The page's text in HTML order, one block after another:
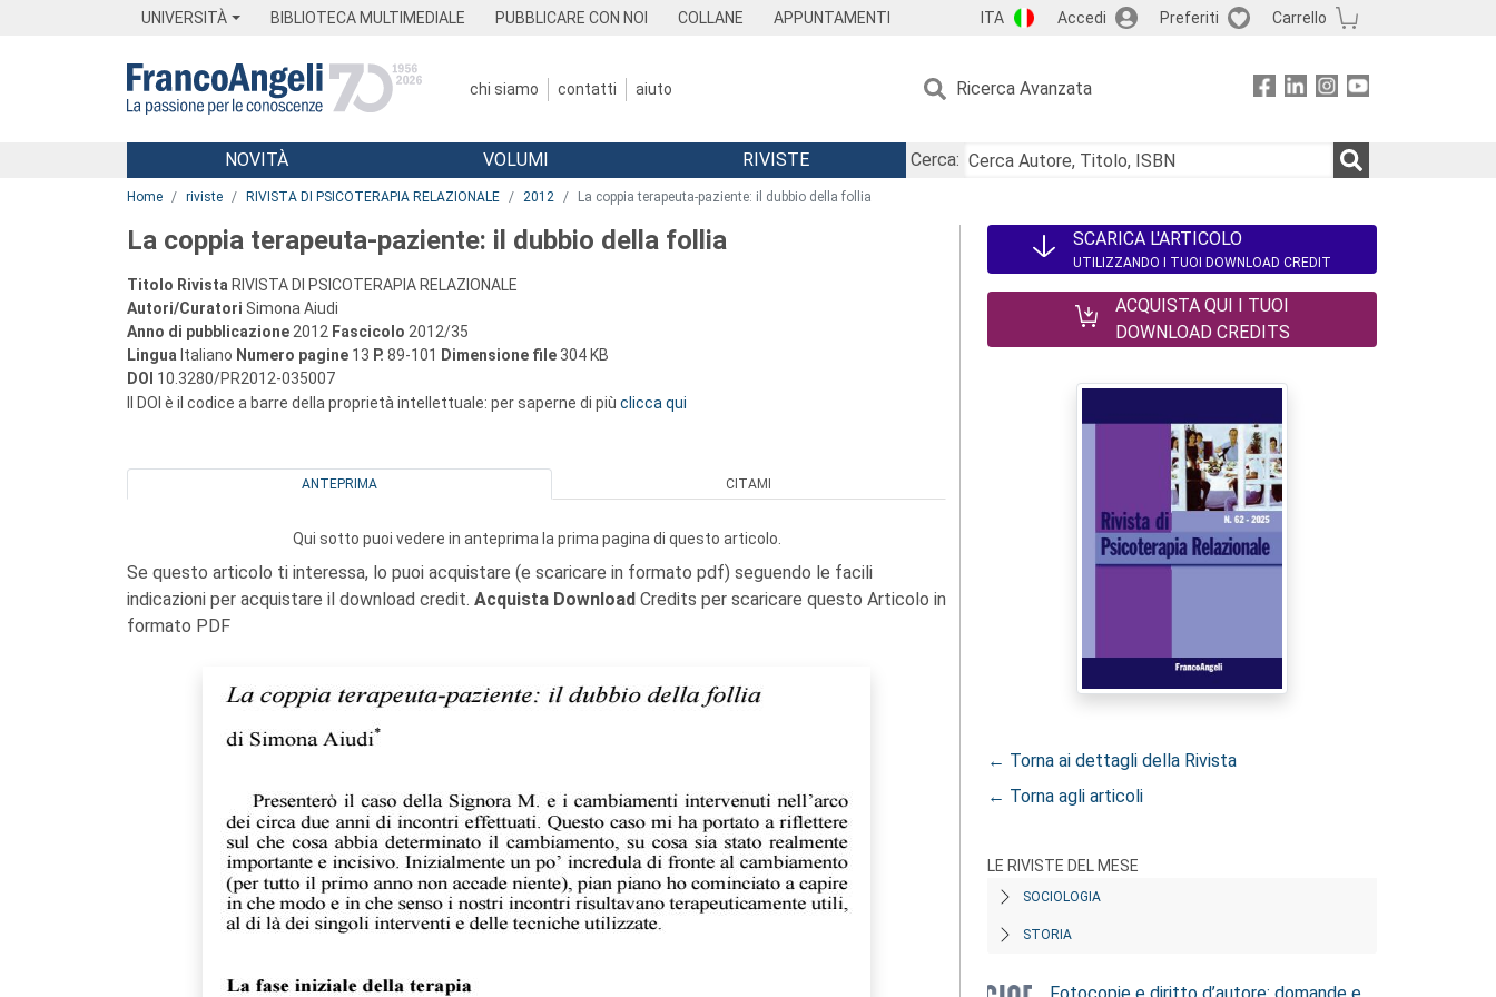
UNIVERSITÀ BIBLIOTECA MULTIMEDIALE PUBBLICARE CON NOI COLLANE APPUNTAMENTI ITA Accedi Preferiti Carrello
chi siamo contatti aiuto Ricerca Avanzata
Menu
NOVITÀ VOLUMI RIVISTE
Cerca:
Home riviste RIVISTA DI PSICOTERAPIA RELAZIONALE 2012 La coppia terapeuta-paziente: il dubbio della follia
La coppia terapeuta-paziente: il dubbio della follia
Titolo Rivista RIVISTA DI PSICOTERAPIA RELAZIONALE
Autori/Curatori Simona Aiudi
Anno di pubblicazione 2012 Fascicolo 2012/35
Lingua Italiano Numero pagine 13 P. 89-101 Dimensione file 304 KB
DOI 10.3280/PR2012-035007
Il DOI è il codice a barre della proprietà intellettuale: per saperne di più clicca qui
ANTEPRIMA CITAMI
Qui sotto puoi vedere in anteprima la prima pagina di questo articolo.
Se questo articolo ti interessa, lo puoi acquistare (e scaricare in formato pdf) seguendo le facili
indicazioni per acquistare il download credit. Acquista Download Credits per scaricare questo Articolo in
formato PDF
SCARICA L'ARTICOLO
UTILIZZANDO I TUOI DOWNLOAD CREDIT
ACQUISTA QUI I TUOI
DOWNLOAD CREDITS
← Torna ai dettagli della Rivista
← Torna agli articoli
LE RIVISTE DEL MESE
SOCIOLOGIA
STORIA